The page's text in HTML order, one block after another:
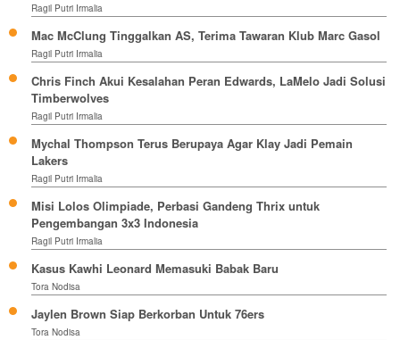
Ragil Putri Irmalia
Mac McClung Tinggalkan AS, Terima Tawaran Klub Marc Gasol
Ragil Putri Irmalia
Chris Finch Akui Kesalahan Peran Edwards, LaMelo Jadi Solusi
Timberwolves
Ragil Putri Irmalia
Mychal Thompson Terus Berupaya Agar Klay Jadi Pemain
Lakers
Ragil Putri Irmalia
Misi Lolos Olimpiade, Perbasi Gandeng Thrix untuk
Pengembangan 3x3 Indonesia
Ragil Putri Irmalia
Kasus Kawhi Leonard Memasuki Babak Baru
Tora Nodisa
Jaylen Brown Siap Berkorban Untuk 76ers
Tora Nodisa